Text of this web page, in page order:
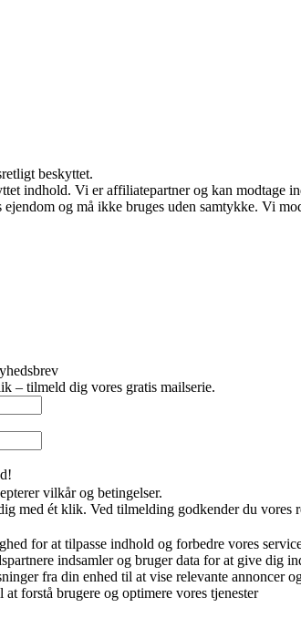
beskyttet.
indhold. Vi er affiliatepartner og kan modtage
og må ikke bruges uden samtykke. Vi
– tilmeld dig vores gratis mailserie.
vilkår og betingelser.
med ét klik. Ved tilmelding godkender du vores
for at tilpasse indhold og forbedre vores
indsamler og bruger data for at give dig
fra din enhed til at vise relevante annoncer
forstå brugere og optimere vores tjenester